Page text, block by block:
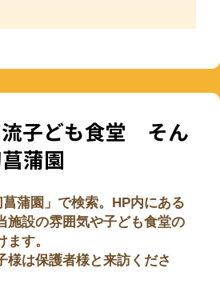
流子ども食堂 そん
蒲園
菖蒲園」で検索。HP内にある
施設の雰囲気や子ども食堂の
す。
は保護者様と来訪くださ